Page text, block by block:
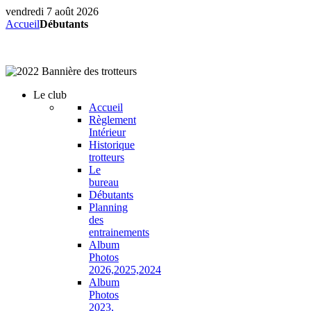
vendredi 7 août 2026
AccueilDébutants
Le club
Accueil
Règlement
Intérieur
Historique
trotteurs
Le
bureau
Débutants
Planning
des
entrainements
Album
Photos
2026,2025,2024
Album
Photos
2023,